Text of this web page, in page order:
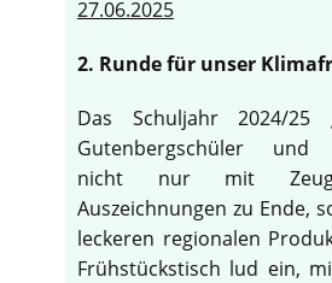
27.06.2025
2. Runde für unser
Das Schuljahr 2024/
Gutenbergschüler und
nicht nur mit
Auszeichnungen zu Ende,
leckeren regionalen
Frühstückstisch lud ein,